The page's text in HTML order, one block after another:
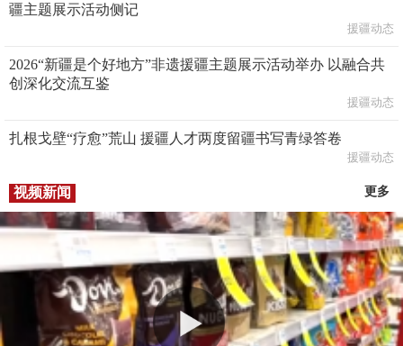
疆主题展示活动侧记
援疆动态
2026“新疆是个好地方”非遗援疆主题展示活动举办 以融合共
创深化交流互鉴
援疆动态
扎根戈壁“疗愈”荒山 援疆人才两度留疆书写青绿答卷
援疆动态
视频新闻 更多